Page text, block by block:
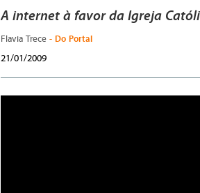
A internet à favor da Igreja
Flavia Trece - Do Portal
21/01/2009